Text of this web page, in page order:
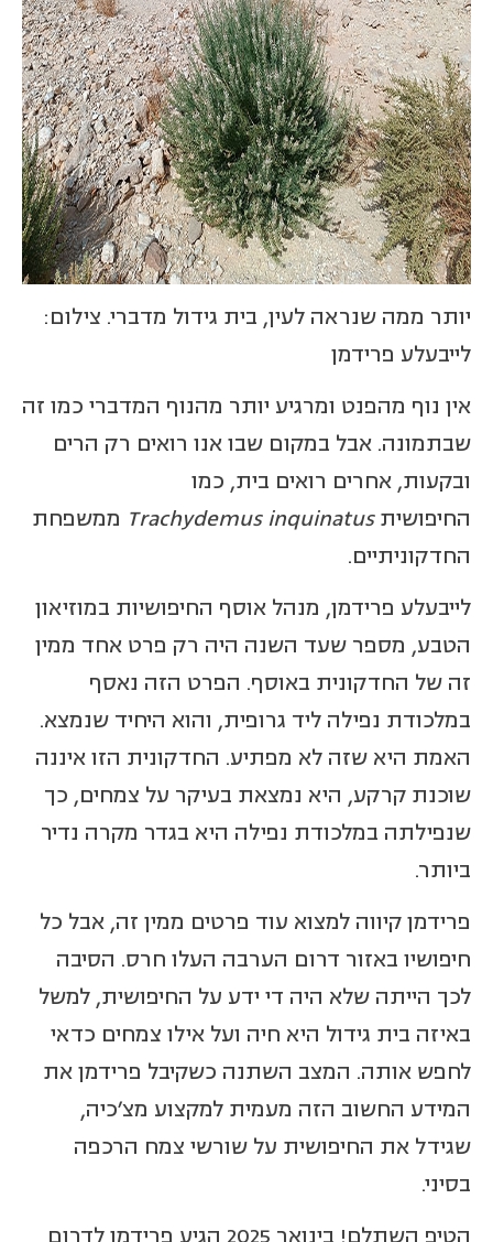
יותר ממה שנראה לעין, בית גידול מדברי. צילום:
לייבעלע פרידמן
אין נוף מהפנט ומרגיע יותר מהנוף המדברי כמו זה
שבתמונה. אבל במקום שבו אנו רואים רק הרים
ובקעות, אחרים רואים בית, כמו
החיפושיתTrachydemus inquinatus ממשפחת
החדקוניתיים.
לייבעלע פרידמן, מנהל אוסף החיפושיות במוזיאון
הטבע, מספר שעד השנה היה רק פרט אחד ממין
זה של החדקונית באוסף. הפרט הזה נאסף
במלכודת נפילה ליד גרופית, והוא היחיד שנמצא.
האמת היא שזה לא מפתיע. החדקונית הזו איננה
שוכנת קרקע, היא נמצאת בעיקר על צמחים, כך
שנפילתה במלכודת נפילה היא בגדר מקרה נדיר
ביותר.
פרידמן קיווה למצוא עוד פרטים ממין זה, אבל כל
חיפושיו באזור דרום הערבה העלו חרס. הסיבה
לכך הייתה שלא היה די ידע על החיפושית, למשל
באיזה בית גידול היא חיה ועל אילו צמחים כדאי
לחפש אותה. המצב השתנה כשקיבל פרידמן את
המידע החשוב הזה מעמית למקצוע מצ'כיה,
שגידל את החיפושית על שורשי צמח הרכפה
בסיני.